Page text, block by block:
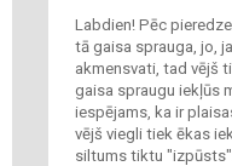
Labdien! Pēc
tā gaisa sprauga, jo,
akmensvati, tad vējš
gaisa spraugu iekļūs
iespējams, ka ir
vējš viegli tiek ēkas
siltums tiktu